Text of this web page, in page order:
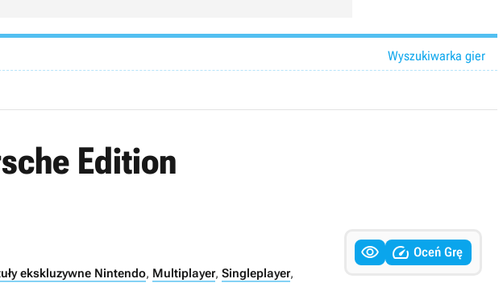
Wyszukiwarka gier
Edition
ekskluzywne Nintendo, Multiplayer, Singleplayer,
  Oceń Grę